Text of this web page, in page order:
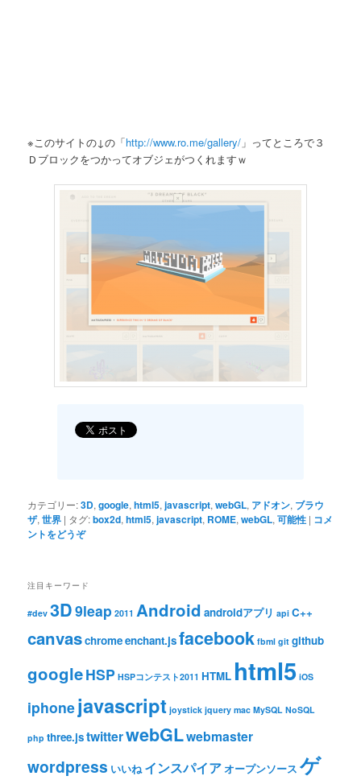
※このサイトの↓の「http://www.ro.me/gallery/ 」ってところで３
Ｄブロックをつかってオブジェがつくれますｗ
カテゴリー:3D,google,html5,javascript,webGL, アドオン, ブラウ
ザ,世界 | タグ:box2d,html5,javascript, ROME,webGL,可能性 | コメ
ントをどうぞ
注目キーワード
#dev 3D9leap 2011 Android androidアプリ api C++
canvaschromeenchant.jsfacebook fbml git github
googleHSP HSPコンテスト2011 HTML html5 iOS
iphonejavascript joystick jquery mac MySQL NoSQL
php three.jstwitterwebGLwebmaster
wordpress いいね インスパイアオープンソース ゲ